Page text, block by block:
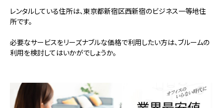
レンタルしている住所は、東京都新宿区西新宿のビジネス一等地住
所です。
必要なサービスをリーズナブルな価格で利用したい方は、ブルームの
利用を検討してはいかがでしょうか。